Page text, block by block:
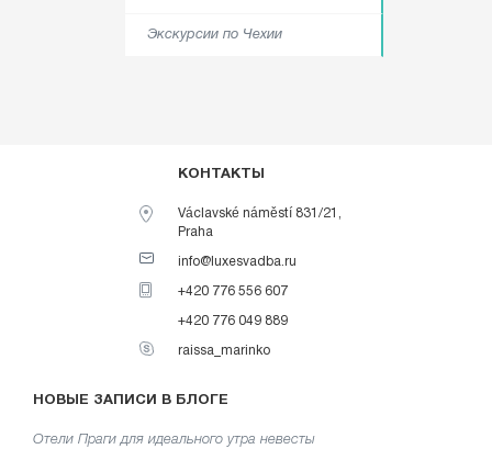
Экскурсии по Чехии
КОНТАКТЫ
Václavské náměstí 831/21,
Praha
info@luxesvadba.ru
+420 776 556 607
+420 776 049 889
raissa_marinko
НОВЫЕ ЗАПИСИ В БЛОГЕ
Отели Праги для идеального утра невесты